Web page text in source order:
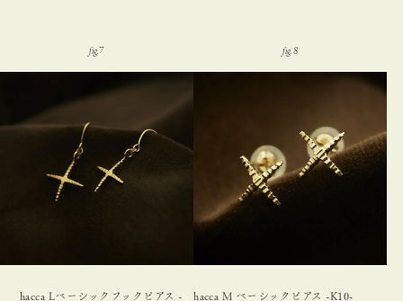
hacca Lベーシックフックピアス -
hacca M ベーシックピアス -K10-